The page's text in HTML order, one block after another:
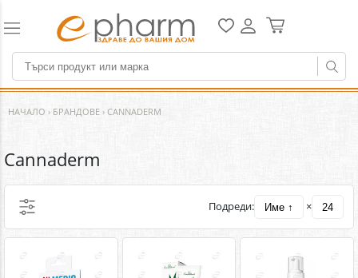
НАЧАЛО › БРАНДОВЕ › CANNADERM
Cannaderm
Подреди: Име ↑ × 24